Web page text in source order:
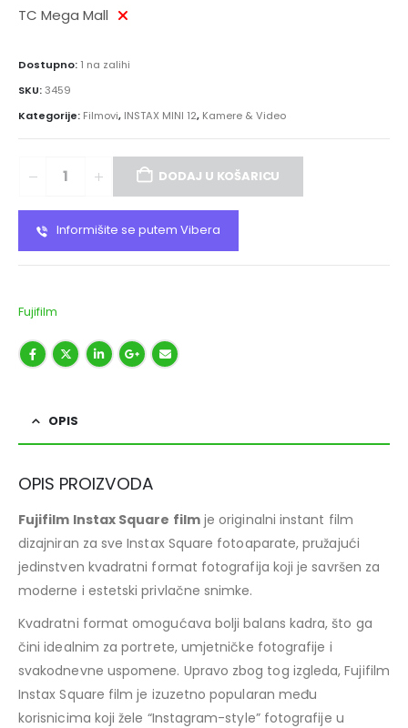
TC Mega Mall
Dostupno: 1 na zalihi
SKU:3459
Kategorije: Filmovi, INSTAX MINI 12, Kamere & Video
DODAJ U KOŠARICU
Informišite se putem Vibera
Fujifilm
OPIS
OPIS PROIZVODA
Fujifilm Instax Square filmje originalni instant film
dizajniran za sve Instax Square fotoaparate, pružajući
jedinstven kvadratni format fotografija koji je savršen za
moderne i estetski privlačne snimke.
Kvadratni format omogućava bolji balans kadra, što ga
čini idealnim za portrete, umjetničke fotografije i
svakodnevne uspomene. Upravo zbog tog izgleda, Fujifilm
Instax Square film je izuzetno popularan među
korisnicima koji žele “Instagram-style” fotografije u